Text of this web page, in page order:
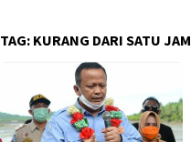
TAG: KURANG DARI SATU JAM